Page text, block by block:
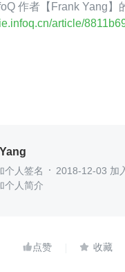
作者【Frank Yang】
article/
个人签名
2018-12-03 加
个人简介
 